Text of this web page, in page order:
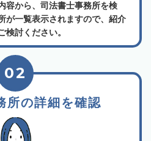
容から、司法書士事務所を検
が一覧表示されますので、紹介
検討ください。
所の詳細を確認
02